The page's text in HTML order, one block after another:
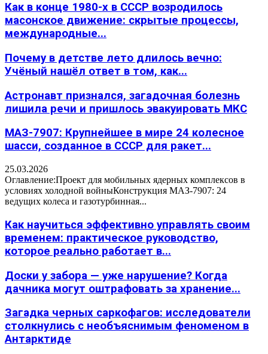
Как в конце 1980-х в СССР возродилось
масонское движение: скрытые процессы,
международные...
Почему в детстве лето длилось вечно:
Учёный нашёл ответ в том, как...
Астронавт признался, загадочная болезнь
лишила речи и пришлось эвакуировать МКС
МАЗ-7907: Крупнейшее в мире 24 колесное
шасси, созданное в СССР для ракет...
25.03.2026
Оглавление:Проект для мобильных ядерных комплексов в
условиях холодной войныКонструкция МАЗ-7907: 24
ведущих колеса и газотурбинная...
Как научиться эффективно управлять своим
временем: практическое руководство,
которое реально работает в...
Доски у забора — уже нарушение? Когда
дачника могут оштрафовать за хранение...
Загадка черных саркофагов: исследователи
столкнулись с необъяснимым феноменом в
Антарктиде